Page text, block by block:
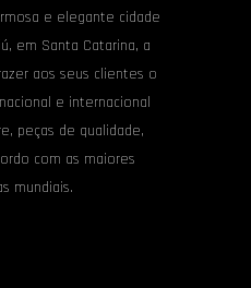
e elegante cidade
em Santa Catarina, a
aos seus clientes o
e internacional
peças de qualidade,
com as maiores
mundiais.